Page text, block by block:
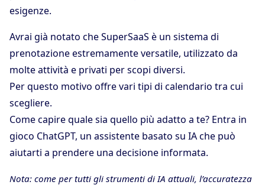
esigenze.
Avrai già notato che SuperSaaS è un sistema di
prenotazione estremamente versatile, utilizzato da
molte attività e privati per scopi diversi.
Per questo motivo offre vari tipi di calendario tra cui
scegliere.
Come capire quale sia quello più adatto a te? Entra in
gioco ChatGPT, un assistente basato su IA che può
aiutarti a prendere una decisione informata.
Nota: come per tutti gli strumenti di IA attuali, l’accuratezza